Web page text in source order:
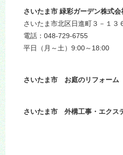
さいたま市 緑彩ガーデン株式会
さいたま市北区日進町３－１
電話：048-729-6755
平日（月～土）9:00～18:00
さいたま市 お庭のリフォーム
さいたま市 外構工事・エクス